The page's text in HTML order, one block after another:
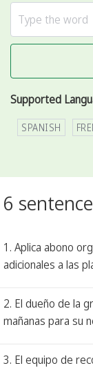
Supported
SPANISH
6
1. Aplica abono
adicionales a las
2. El dueño de la
mañanas para su
3. El equipo de